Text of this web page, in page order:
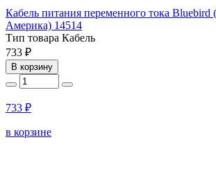
Кабель питания переменного тока Bluebird
Америка) 14514
Тип товара Кабель
733 ₽
В корзину
733 ₽
в корзине